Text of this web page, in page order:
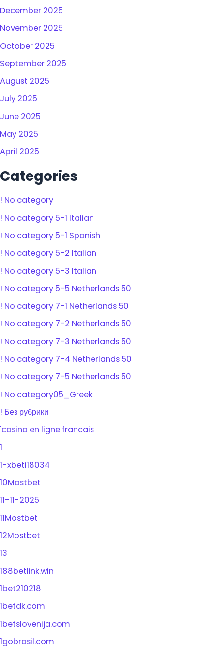
December 2025
November 2025
October 2025
September 2025
August 2025
July 2025
June 2025
May 2025
April 2025
Categories
! No category
! No category 5-1 Italian
! No category 5-1 Spanish
! No category 5-2 Italian
! No category 5-3 Italian
! No category 5-5 Netherlands 50
! No category 7-1 Netherlands 50
! No category 7-2 Netherlands 50
! No category 7-3 Netherlands 50
! No category 7-4 Netherlands 50
! No category 7-5 Netherlands 50
! No category05_Greek
! Без рубрики
'casino en ligne francais
1
1-xbeti18034
10Mostbet
11-11-2025
11Mostbet
12Mostbet
13
188betlink.win
1bet210218
1betdk.com
1betslovenija.com
1gobrasil.com